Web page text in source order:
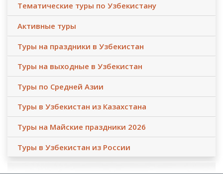
Тематические туры по Узбекистану
Активные туры
Туры на праздники в Узбекистан
Туры на выходные в Узбекистан
Туры по Средней Азии
Туры в Узбекистан из Казахстана
Туры на Майские праздники 2026
Туры в Узбекистан из России